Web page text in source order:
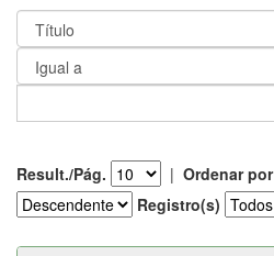
Result./Pág. | Ordenar por
Registro(s)